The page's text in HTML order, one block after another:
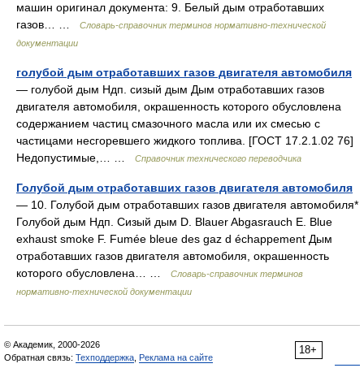
машин оригинал документа: 9. Белый дым отработавших
газов… …
Словарь-справочник терминов нормативно-технической
документации
голубой дым отработавших газов двигателя автомобиля
— голубой дым Ндп. сизый дым Дым отработавших газов
двигателя автомобиля, окрашенность которого обусловлена
содержанием частиц смазочного масла или их смесью с
частицами несгоревшего жидкого топлива. [ГОСТ 17.2.1.02 76]
Недопустимые,… …
Справочник технического переводчика
Голубой дым отработавших газов двигателя автомобиля
— 10. Голубой дым отработавших газов двигателя автомобиля*
Голубой дым Ндп. Сизый дым D. Blauer Abgasrauch E. Blue
exhaust smoke F. Fumée bleue des gaz d échappement Дым
отработавших газов двигателя автомобиля, окрашенность
которого обусловлена… …
Словарь-справочник терминов
нормативно-технической документации
18+
© Академик, 2000-2026
Обратная связь: Техподдержка Реклама на сайте